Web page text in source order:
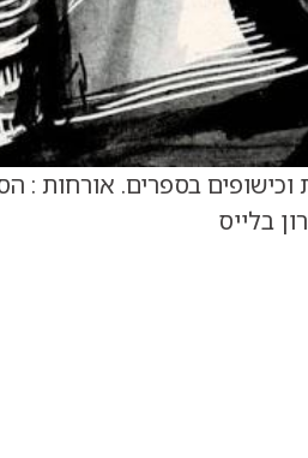
בספרים. אורחות :
בלייס